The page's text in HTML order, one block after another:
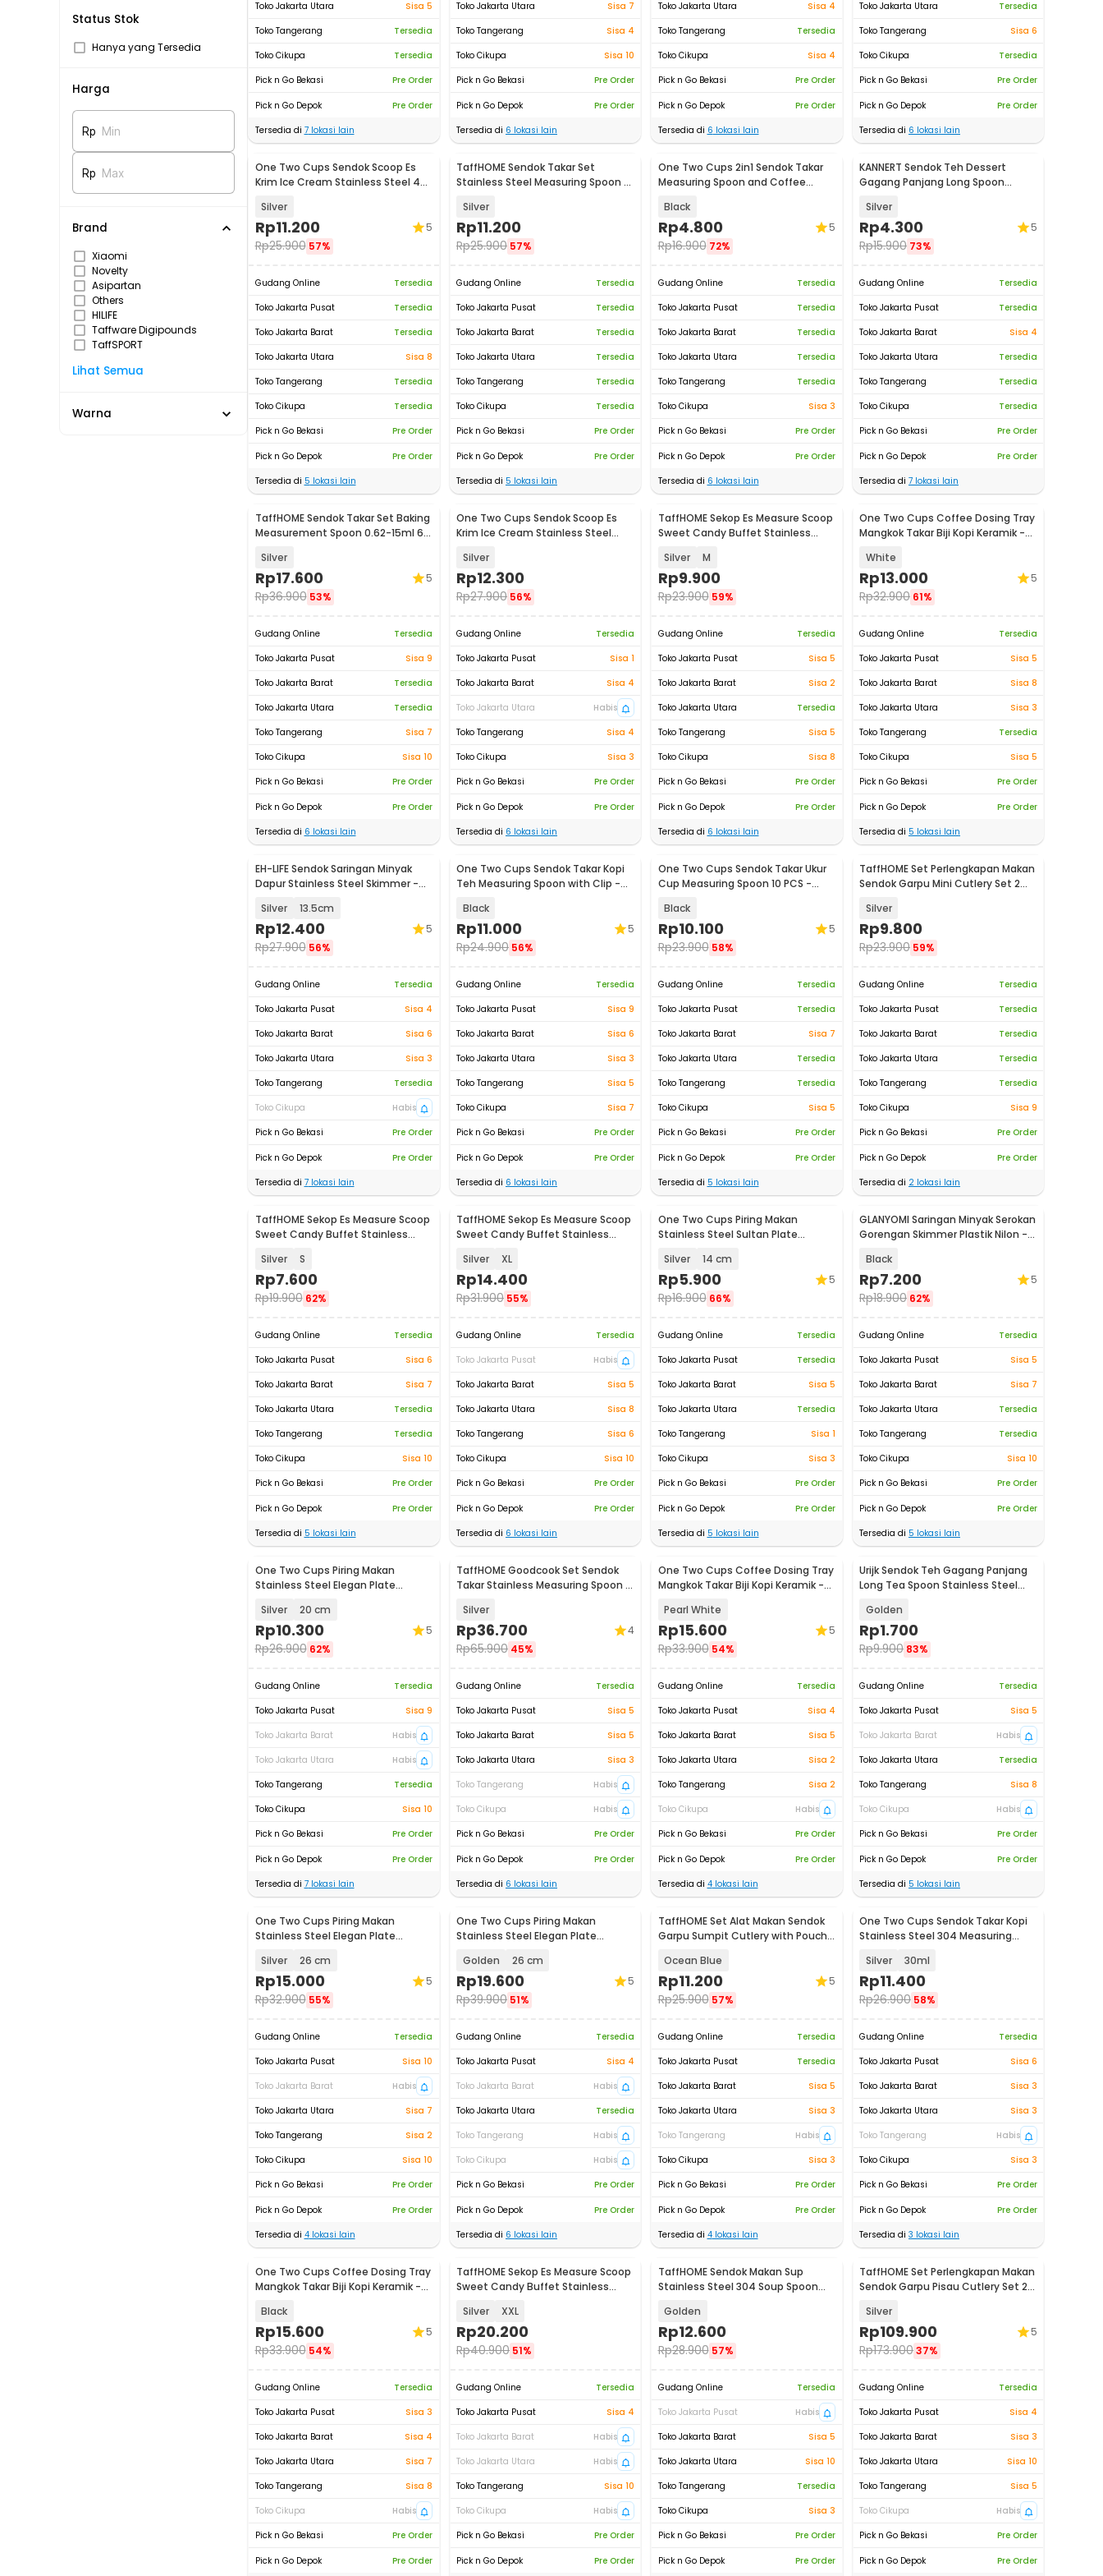
Status Stok
Hanya yang Tersedia
Harga
Rp Min
Rp Max
Brand
Xiaomi
Novelty
Asipartan
Others
HILIFE
Taffware Digipounds
TaffSPORT
Lihat Semua
Warna
Toko Jakarta Utara
Sisa 5
Toko Tangerang
Tersedia
Toko Cikupa
Tersedia
Pick n Go Bekasi
Pre Order
Pick n Go Depok
Pre Order
Tersedia di 7lokasi lain
Toko Jakarta Utara
Sisa 7
Toko Tangerang
Sisa 4
Toko Cikupa
Sisa 10
Pick n Go Bekasi
Pre Order
Pick n Go Depok
Pre Order
Tersedia di 6 lokasi lain
Toko Jakarta Utara
Sisa 4
Toko Tangerang
Tersedia
Toko Cikupa
Sisa 4
Pick n Go Bekasi
Pre Order
Pick n Go Depok
Pre Order
Tersedia di 6 lokasi lain
Toko Jakarta Utara
Tersedia
Toko Tangerang
Sisa 6
Toko Cikupa
Tersedia
Pick n Go Bekasi
Pre Order
Pick n Go Depok
Pre Order
Tersedia di 6 lokasi lain
One Two Cups Sendok Scoop Es
Krim Ice Cream Stainless Steel 430
Silver
Rp11.200
Rp25.900 57%
5
Gudang Online
Tersedia
Toko Jakarta Pusat
Tersedia
Toko Jakarta Barat
Tersedia
Toko Jakarta Utara
Sisa 8
Toko Tangerang
Tersedia
Toko Cikupa
Tersedia
Pick n Go Bekasi
Pre Order
Pick n Go Depok
Pre Order
Tersedia di 5 lokasi lain
TaffHOME Sendok Takar Set
Stainless Steel Measuring Spoon 5
Silver
Rp11.200
Rp25.900 57%
Gudang Online
Tersedia
Toko Jakarta Pusat
Tersedia
Toko Jakarta Barat
Tersedia
Toko Jakarta Utara
Tersedia
Toko Tangerang
Tersedia
Toko Cikupa
Tersedia
Pick n Go Bekasi
Pre Order
Pick n Go Depok
Pre Order
Tersedia di 5 lokasi lain
One Two Cups 2in1 Sendok Takar
Measuring Spoon and Coffee
Black
Rp4.800
Rp16.900 72%
5
Gudang Online
Tersedia
Toko Jakarta Pusat
Tersedia
Toko Jakarta Barat
Tersedia
Toko Jakarta Utara
Tersedia
Toko Tangerang
Tersedia
Toko Cikupa
Sisa 3
Pick n Go Bekasi
Pre Order
Pick n Go Depok
Pre Order
Tersedia di 6 lokasi lain
KANNERT Sendok Teh Dessert
Gagang Panjang Long Spoon
Silver
Rp4.300
Rp15.900 73%
5
Gudang Online
Tersedia
Toko Jakarta Pusat
Tersedia
Toko Jakarta Barat
Sisa 4
Toko Jakarta Utara
Tersedia
Toko Tangerang
Tersedia
Toko Cikupa
Tersedia
Pick n Go Bekasi
Pre Order
Pick n Go Depok
Pre Order
Tersedia di 7 lokasi lain
TaffHOME Sendok Takar Set Baking
Measurement Spoon 0.62-15ml 6
Silver
Rp17.600
Rp36.900 53%
5
Gudang Online
Tersedia
Toko Jakarta Pusat
Sisa 9
Toko Jakarta Barat
Tersedia
Toko Jakarta Utara
Tersedia
Toko Tangerang
Sisa 7
Toko Cikupa
Sisa 10
Pick n Go Bekasi
Pre Order
Pick n Go Depok
Pre Order
Tersedia di 6 lokasi lain
One Two Cups Sendok Scoop Es
Krim Ice Cream Stainless Steel
Silver
Rp12.300
Rp27.900 56%
Gudang Online
Tersedia
Toko Jakarta Pusat
Sisa 1
Toko Jakarta Barat
Sisa 4
Toko Jakarta Utara
Habis
Toko Tangerang
Sisa 4
Toko Cikupa
Sisa 3
Pick n Go Bekasi
Pre Order
Pick n Go Depok
Pre Order
Tersedia di 6 lokasi lain
TaffHOME Sekop Es Measure Scoop
Sweet Candy Buffet Stainless
Silver M
Rp9.900
Rp23.900 59%
Gudang Online
Tersedia
Toko Jakarta Pusat
Sisa 5
Toko Jakarta Barat
Sisa 2
Toko Jakarta Utara
Tersedia
Toko Tangerang
Sisa 5
Toko Cikupa
Sisa 8
Pick n Go Bekasi
Pre Order
Pick n Go Depok
Pre Order
Tersedia di 6 lokasi lain
One Two Cups Coffee Dosing Tray
Mangkok Takar Biji Kopi Keramik -
White
Rp13.000
Rp32.900 61%
5
Gudang Online
Tersedia
Toko Jakarta Pusat
Sisa 5
Toko Jakarta Barat
Sisa 8
Toko Jakarta Utara
Sisa 3
Toko Tangerang
Tersedia
Toko Cikupa
Sisa 5
Pick n Go Bekasi
Pre Order
Pick n Go Depok
Pre Order
Tersedia di 5 lokasi lain
EH-LIFE Sendok Saringan Minyak
Dapur Stainless Steel Skimmer -
Silver 13.5cm
Rp12.400
Rp27.900 56%
5
Gudang Online
Tersedia
Toko Jakarta Pusat
Sisa 4
Toko Jakarta Barat
Sisa 6
Toko Jakarta Utara
Sisa 3
Toko Tangerang
Tersedia
Toko Cikupa
Habis
Pick n Go Bekasi
Pre Order
Pick n Go Depok
Pre Order
Tersedia di 7lokasi lain
One Two Cups Sendok Takar Kopi
Teh Measuring Spoon with Clip -
Black
Rp11.000
Rp24.900 56%
5
Gudang Online
Tersedia
Toko Jakarta Pusat
Sisa 9
Toko Jakarta Barat
Sisa 6
Toko Jakarta Utara
Sisa 3
Toko Tangerang
Sisa 5
Toko Cikupa
Sisa 7
Pick n Go Bekasi
Pre Order
Pick n Go Depok
Pre Order
Tersedia di 6 lokasi lain
One Two Cups Sendok Takar Ukur
Cup Measuring Spoon 10 PCS -
Black
Rp10.100
Rp23.900 58%
5
Gudang Online
Tersedia
Toko Jakarta Pusat
Tersedia
Toko Jakarta Barat
Sisa 7
Toko Jakarta Utara
Tersedia
Toko Tangerang
Tersedia
Toko Cikupa
Sisa 5
Pick n Go Bekasi
Pre Order
Pick n Go Depok
Pre Order
Tersedia di 5 lokasi lain
TaffHOME Set Perlengkapan Makan
Sendok Garpu Mini Cutlery Set 2
Silver
Rp9.800
Rp23.900 59%
Gudang Online
Tersedia
Toko Jakarta Pusat
Tersedia
Toko Jakarta Barat
Tersedia
Toko Jakarta Utara
Tersedia
Toko Tangerang
Tersedia
Toko Cikupa
Sisa 9
Pick n Go Bekasi
Pre Order
Pick n Go Depok
Pre Order
Tersedia di 2 lokasi lain
TaffHOME Sekop Es Measure Scoop
Sweet Candy Buffet Stainless
Silver S
Rp7.600
Rp19.900 62%
Gudang Online
Tersedia
Toko Jakarta Pusat
Sisa 6
Toko Jakarta Barat
Sisa 7
Toko Jakarta Utara
Tersedia
Toko Tangerang
Tersedia
Toko Cikupa
Sisa 10
Pick n Go Bekasi
Pre Order
Pick n Go Depok
Pre Order
Tersedia di 5 lokasi lain
TaffHOME Sekop Es Measure Scoop
Sweet Candy Buffet Stainless
Silver XL
Rp14.400
Rp31.900 55%
Gudang Online
Tersedia
Toko Jakarta Pusat
Habis
Toko Jakarta Barat
Sisa 5
Toko Jakarta Utara
Sisa 8
Toko Tangerang
Sisa 6
Toko Cikupa
Sisa 10
Pick n Go Bekasi
Pre Order
Pick n Go Depok
Pre Order
Tersedia di 6 lokasi lain
One Two Cups Piring Makan
Stainless Steel Sultan Plate
Silver 14 cm
Rp5.900
Rp16.900 66%
5
Gudang Online
Tersedia
Toko Jakarta Pusat
Tersedia
Toko Jakarta Barat
Sisa 5
Toko Jakarta Utara
Tersedia
Toko Tangerang
Sisa 1
Toko Cikupa
Sisa 3
Pick n Go Bekasi
Pre Order
Pick n Go Depok
Pre Order
Tersedia di 5 lokasi lain
GLANYOMI Saringan Minyak Serokan
Gorengan Skimmer Plastik Nilon -
Black
Rp7.200
Rp18.900 62%
5
Gudang Online
Tersedia
Toko Jakarta Pusat
Sisa 5
Toko Jakarta Barat
Sisa 7
Toko Jakarta Utara
Tersedia
Toko Tangerang
Tersedia
Toko Cikupa
Sisa 10
Pick n Go Bekasi
Pre Order
Pick n Go Depok
Pre Order
Tersedia di 5 lokasi lain
One Two Cups Piring Makan
Stainless Steel Elegan Plate
Silver 20 cm
Rp10.300
Rp26.900 62%
5
Gudang Online
Tersedia
Toko Jakarta Pusat
Sisa 9
Toko Jakarta Barat
Habis
Toko Jakarta Utara
Habis
Toko Tangerang
Tersedia
Toko Cikupa
Sisa 10
Pick n Go Bekasi
Pre Order
Pick n Go Depok
Pre Order
Tersedia di 7lokasi lain
TaffHOME Goodcook Set Sendok
Takar Stainless Measuring Spoon 8
Silver
Rp36.700
Rp65.900 45%
4
Gudang Online
Tersedia
Toko Jakarta Pusat
Sisa 5
Toko Jakarta Barat
Sisa 5
Toko Jakarta Utara
Sisa 3
Toko Tangerang
Habis
Toko Cikupa
Habis
Pick n Go Bekasi
Pre Order
Pick n Go Depok
Pre Order
Tersedia di 6 lokasi lain
One Two Cups Coffee Dosing Tray
Mangkok Takar Biji Kopi Keramik -
Pearl White
Rp15.600
Rp33.900 54%
5
Gudang Online
Tersedia
Toko Jakarta Pusat
Sisa 4
Toko Jakarta Barat
Sisa 5
Toko Jakarta Utara
Sisa 2
Toko Tangerang
Sisa 2
Toko Cikupa
Habis
Pick n Go Bekasi
Pre Order
Pick n Go Depok
Pre Order
Tersedia di 4lokasi lain
Urijk Sendok Teh Gagang Panjang
Long Tea Spoon Stainless Steel
Golden
Rp1.700
Rp9.900 83%
Gudang Online
Tersedia
Toko Jakarta Pusat
Sisa 5
Toko Jakarta Barat
Habis
Toko Jakarta Utara
Tersedia
Toko Tangerang
Sisa 8
Toko Cikupa
Habis
Pick n Go Bekasi
Pre Order
Pick n Go Depok
Pre Order
Tersedia di 5 lokasi lain
One Two Cups Piring Makan
Stainless Steel Elegan Plate
Silver 26 cm
Rp15.000
Rp32.900 55%
5
Gudang Online
Tersedia
Toko Jakarta Pusat
Sisa 10
Toko Jakarta Barat
Habis
Toko Jakarta Utara
Sisa 7
Toko Tangerang
Sisa 2
Toko Cikupa
Sisa 10
Pick n Go Bekasi
Pre Order
Pick n Go Depok
Pre Order
Tersedia di 4lokasi lain
One Two Cups Piring Makan
Stainless Steel Elegan Plate
Golden 26 cm
Rp19.600
Rp39.900 51%
5
Gudang Online
Tersedia
Toko Jakarta Pusat
Sisa 4
Toko Jakarta Barat
Habis
Toko Jakarta Utara
Tersedia
Toko Tangerang
Habis
Toko Cikupa
Habis
Pick n Go Bekasi
Pre Order
Pick n Go Depok
Pre Order
Tersedia di 6 lokasi lain
TaffHOME Set Alat Makan Sendok
Garpu Sumpit Cutlery with Pouch -
Ocean Blue
Rp11.200
Rp25.900 57%
5
Gudang Online
Tersedia
Toko Jakarta Pusat
Tersedia
Toko Jakarta Barat
Sisa 5
Toko Jakarta Utara
Sisa 3
Toko Tangerang
Habis
Toko Cikupa
Sisa 3
Pick n Go Bekasi
Pre Order
Pick n Go Depok
Pre Order
Tersedia di 4lokasi lain
One Two Cups Sendok Takar Kopi
Stainless Steel 304 Measuring
Silver 30ml
Rp11.400
Rp26.900 58%
Gudang Online
Tersedia
Toko Jakarta Pusat
Sisa 6
Toko Jakarta Barat
Sisa 3
Toko Jakarta Utara
Sisa 3
Toko Tangerang
Habis
Toko Cikupa
Sisa 3
Pick n Go Bekasi
Pre Order
Pick n Go Depok
Pre Order
Tersedia di 3 lokasi lain
One Two Cups Coffee Dosing Tray
Mangkok Takar Biji Kopi Keramik -
Black
Rp15.600
Rp33.900 54%
5
Gudang Online
Tersedia
Toko Jakarta Pusat
Sisa 3
Toko Jakarta Barat
Sisa 4
Toko Jakarta Utara
Sisa 7
Toko Tangerang
Sisa 8
Toko Cikupa
Habis
Pick n Go Bekasi
Pre Order
Pick n Go Depok Pre Order
TaffHOME Sekop Es Measure Scoop
Sweet Candy Buffet Stainless
Silver XXL
Rp20.200
Rp40.900 51%
Gudang Online
Tersedia
Toko Jakarta Pusat
Sisa 4
Toko Jakarta Barat
Habis
Toko Jakarta Utara
Habis
Toko Tangerang
Sisa 10
Toko Cikupa
Habis
Pick n Go Bekasi
Pre Order
Pick n Go Depok Pre Order
TaffHOME Sendok Makan Sup
Stainless Steel 304 Soup Spoon
Golden
Rp12.600
Rp28.900 57%
Gudang Online
Tersedia
Toko Jakarta Pusat
Habis
Toko Jakarta Barat
Sisa 5
Toko Jakarta Utara
Sisa 10
Toko Tangerang
Tersedia
Toko Cikupa
Sisa 3
Pick n Go Bekasi
Pre Order
Pick n Go Depok Pre Order
TaffHOME Set Perlengkapan Makan
Sendok Garpu Pisau Cutlery Set 24
Silver
Rp109.900
Rp173.90037%
5
Gudang Online
Tersedia
Toko Jakarta Pusat
Sisa 4
Toko Jakarta Barat
Sisa 3
Toko Jakarta Utara
Sisa 10
Toko Tangerang
Sisa 5
Toko Cikupa
Habis
Pick n Go Bekasi
Pre Order
Pick n Go Depok Pre Order